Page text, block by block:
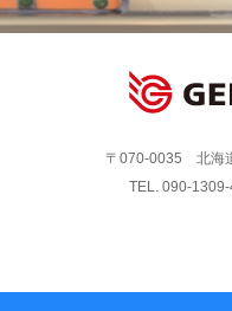
〒070-0035 北海
TEL. 090-